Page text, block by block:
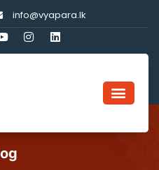
info@vyapara.lk